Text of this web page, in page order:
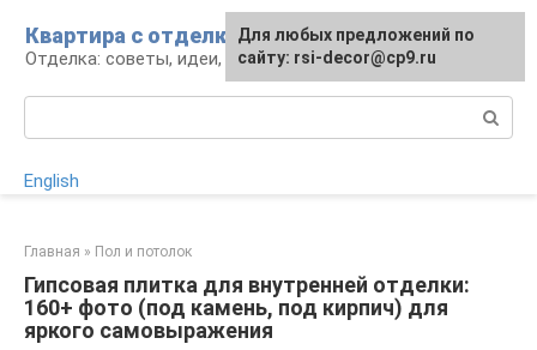
контенту
Квартира с отделкой
Отделка: советы, идеи, материалы
English
Главная » Пол и потолок
Гипсовая плитка для внутренней отделки:
160+ фото (под камень, под кирпич) для
яркого самовыражения
Для любых предложений по
сайту: rsi-decor@cp9.ru
Для любых предложений по
сайту: rsi-decor@cp9.ru